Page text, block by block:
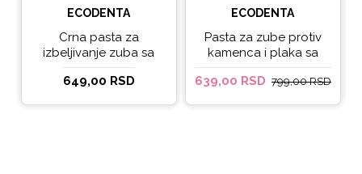
ECODENTA
Crna pasta za
izbeljivanje zuba sa
ukusom narandže
Ecodenta 100 ml
649,00 RSD
ECODENTA
Pasta za zube protiv
kamenca i plaka sa
kokosovim uljem
Ecodenta ORGANIC
639,00 RSD 799,00 RSD